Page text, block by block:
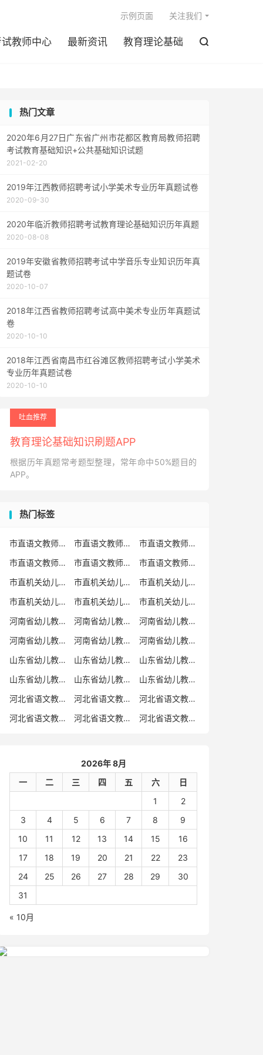
教师中心 最新资讯 教育理论基础 
示例页面 关注我们
热门文章
2020年6月27日广东省广州市花都区教育局教师招聘
考试教育基础知识+公共基础知识试题
2021-02-20
2019年江西教师招聘考试小学美术专业历年真题试卷
2020-09-30
2020年临沂教师招聘考试教育理论基础知识历年真题
2020-08-08
2019年安徽省教师招聘考试中学音乐专业知识历年真
题试卷
2020-10-07
2018年江西省教师招聘考试高中美术专业历年真题试
卷
2020-10-10
2018年江西省南昌市红谷滩区教师招聘考试小学美术
专业历年真题试卷
2020-10-10
吐血推荐
教育理论基础知识刷题APP
根据历年真题常考题型整理，常年命中50%题目的
APP。
热门标签
市直语文教师招聘 市直语文教师招聘考试真题
市直语文教师招聘考试真题卷
市直语文教师编制考试真题
市直语文教师编制考试真题卷
市直语文教师考试
市直机关幼儿教师招聘
市直机关幼儿教师考试
市直机关幼儿教师招聘考试真题
市直机关幼儿教师招聘考试真题卷
市直机关幼儿教师编制考试真题卷
市直机关幼儿教师编制考试真题
河南省幼儿教师招聘
河南省幼儿教师考试
河南省幼儿教师招聘考试真题
河南省幼儿教师招聘考试真题卷
河南省幼儿教师编制考试真题
河南省幼儿教师编制考试真题卷
山东省幼儿教师招聘
山东省幼儿教师考试
山东省幼儿教师招聘考试真题
山东省幼儿教师招聘考试真题卷
山东省幼儿教师编制考试真题
山东省幼儿教师编制考试真题卷
河北省语文教师招聘
河北省语文教师招聘考试真题
河北省语文教师招聘考试真题卷
河北省语文教师编制考试真题
河北省语文教师编制考试真题卷 河北省语文教师考试
2026年 8月
一
二 三 四 五 六
日
1
2
3
4 5 6 7 8
9
10
11 12 13 14 15
16
17
18 19 20 21 22
23
24
25 26 27 28 29
30
31
« 10月